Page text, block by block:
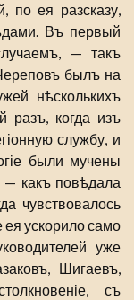
по ея разсказу,
Въ первый
— такъ
былъ на
нѣсколькихъ
разъ, когда изъ
службу, и
были мучены
— какъ повѣдала
чувствовалось
ея ускорило само
уже
Шигаевъ,
съ